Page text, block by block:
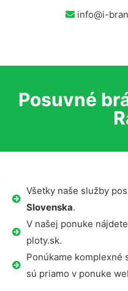
info@i-
Posuvné
Všetky naše služby
Slovenska.
V našej ponuke
ploty.sk.
Ponúkame komplexné
sú priamo v ponuke